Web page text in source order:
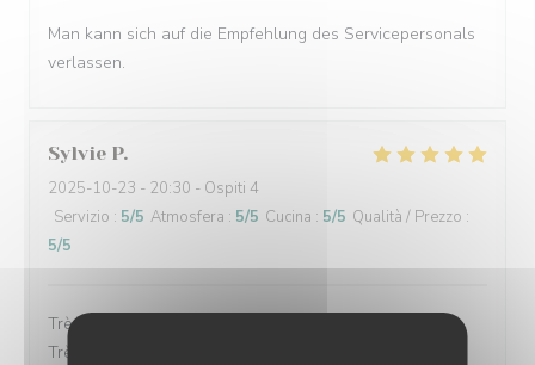
Man kann sich auf die Empfehlung des Servicepersonals
verlassen.
Sylvie P
2025-10-23 - 20:30 - Ospiti 4
Servizio : 5/5 Atmosfera : 5/5 Cucina : 5/5 Qualità / Prezzo :
5/5
Très bon accueil, les plats étaient très bon et soignés.
Très bon service.